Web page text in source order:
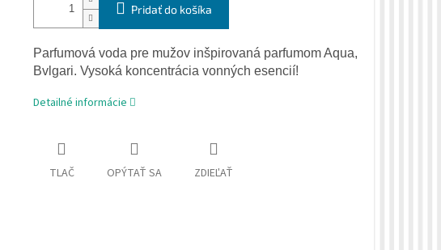
Pridať do košíka
Parfumová voda pre mužov inšpirovaná parfumom Aqua,
Bvlgari. Vysoká koncentrácia vonných esencií!
Detailné informácie
TLAČ OPÝTAŤ SA ZDIEĽAŤ